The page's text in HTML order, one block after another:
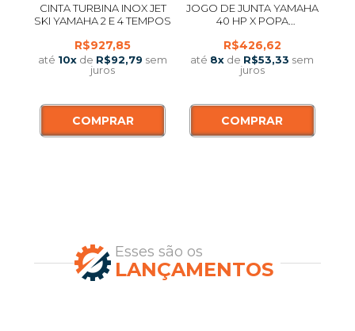
CINTA TURBINA INOX JET
SKI YAMAHA 2 E 4 TEMPOS
R$927,85
até 10x de R$92,79 sem
juros
COMPRAR
JOGO DE JUNTA YAMAHA
40 HP X POPA
01
R$426,62
até 8x de R$53,33 sem
juros
COMPRAR
Esses são os
LANÇAMENTOS